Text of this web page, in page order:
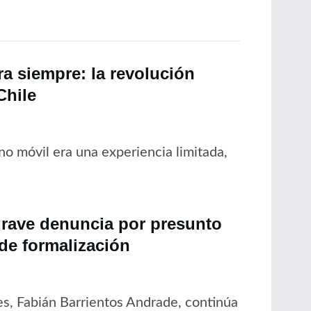
siempre: la revolución
móvil era una experiencia limitada,
denuncia por presunto
formalización
Fabián Barrientos Andrade, continúa